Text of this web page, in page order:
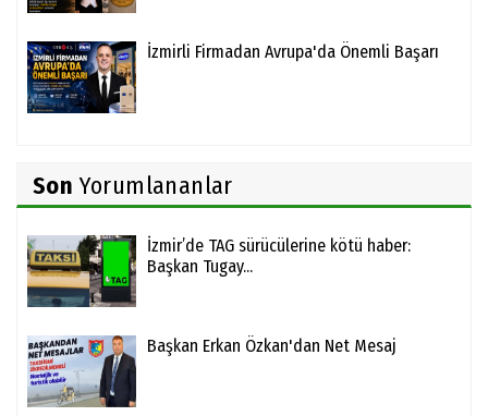
İzmirli Firmadan Avrupa'da Önemli Başarı
Son Yorumlananlar
İzmir’de TAG sürücülerine kötü haber:
Başkan Tugay...
Başkan Erkan Özkan'dan Net Mesaj